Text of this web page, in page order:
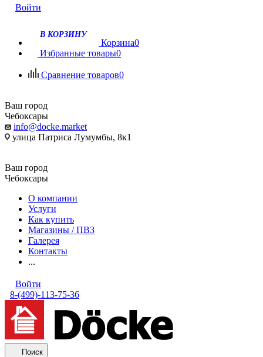
Войти
В КОРЗИНУ
Корзина0
Избранные товары0
Сравнение товаров0
Ваш город
Чебоксары
info@docke.market
улица Патриса Лумумбы, 8к1
Ваш город
Чебоксары
О компании
Услуги
Как купить
Магазины / ПВЗ
Галерея
Контакты
...
Войти
8-(499)-113-75-36
Поиск